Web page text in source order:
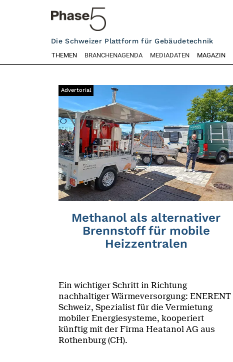
Die Schweizer Plattform für Gebäudetechnik
THEMEN BRANCHENAGENDA MEDIADATEN MAGAZIN
Advertorial
Methanol als alternativer
Brennstoff für mobile
Heizzentralen
Ein wichtiger Schritt in Richtung
nachhaltiger Wärmeversorgung: ENERENT
Schweiz, Spezialist für die Vermietung
mobiler Energiesysteme, kooperiert
künftig mit der Firma Heatanol AG aus
Rothenburg (CH).